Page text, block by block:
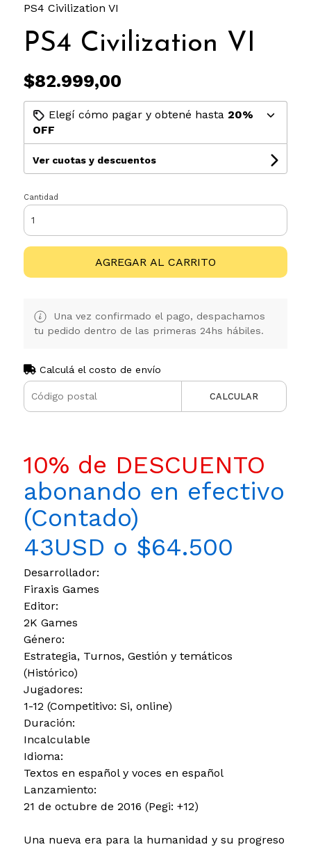
PS4 Civilization VI
PS4 Civilization VI
$82.999,00
Elegí cómo pagar y obtené hasta 20%
OFF
Ver cuotas y descuentos
Cantidad
AGREGAR AL CARRITO
Una vez confirmado el pago, despachamos
tu pedido dentro de las primeras 24hs hábiles.
Calculá el costo de envío
CALCULAR
10% de DESCUENTO
abonando en efectivo
(Contado)
43USD o $64.500
Desarrollador:
Firaxis Games
Editor:
2K Games
Género:
Estrategia, Turnos, Gestión y temáticos
(Histórico)
Jugadores:
1-12 (Competitivo: Si, online)
Duración:
Incalculable
Idioma:
Textos en español y voces en español
Lanzamiento:
21 de octubre de 2016 (Pegi: +12)
Una nueva era para la humanidad y su progreso